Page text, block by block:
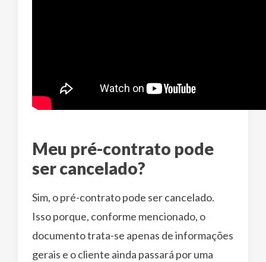
Meu pré-contrato pode
ser cancelado?
Sim, o pré-contrato pode ser cancelado.
Isso porque, conforme mencionado, o
documento trata-se apenas de informações
gerais e o cliente ainda passará por uma